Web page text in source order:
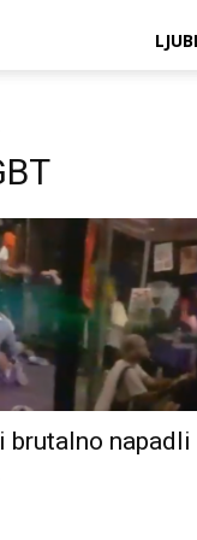
brutalno napadli